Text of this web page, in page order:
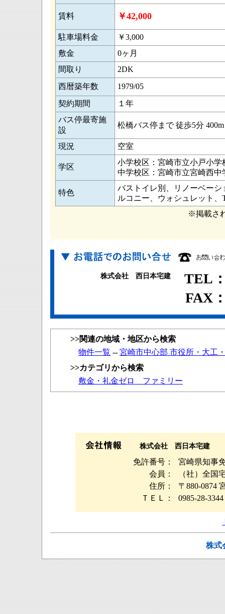
賃料 ￥42,000
駐車場料金
￥3,000
敷金
0ヶ月
間取り
2DK
西暦築年数
1979/05
契約期間
１年
バス停最寄施
設
松橋バス停まで 徒歩5分 400m
現況 空室
学区
小学校区：宮崎市立小戸小学
中学校区：宮崎市立宮崎西中
特色
バストイレ別、リノーベー
ルコニー、ウォシュレット
※掲載さ
株式会社 西日本宅建
TEL
FAX
>>関連の地域・地区から検索
物件一覧 -- 宮崎市中心部 市役所・大工
>>カテゴリから検索
敷金・礼金ゼロ ファミリー
株式会社 西日本宅建
免許番号：
宮崎県知事
会員：
（社）全国
住所：
〒880-0874
ＴＥＬ：
0985-28-3344
株式